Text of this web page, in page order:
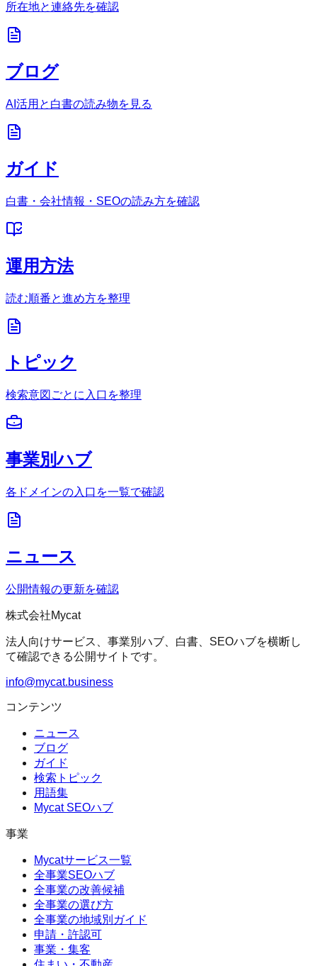
所在地と連絡先を確認
ブログ
AI活用と白書の読み物を見る
ガイド
白書・会社情報・SEOの読み方を確認
運用方法
読む順番と進め方を整理
トピック
検索意図ごとに入口を整理
事業別ハブ
各ドメインの入口を一覧で確認
ニュース
公開情報の更新を確認
株式会社Mycat
法人向けサービス、事業別ハブ、白書、SEOハブを横断し
て確認できる公開サイトです。
info@mycat.business
コンテンツ
ニュース
ブログ
ガイド
検索トピック
用語集
Mycat SEOハブ
事業
Mycatサービス一覧
全事業SEOハブ
全事業の改善候補
全事業の選び方
全事業の地域別ガイド
申請・許認可
事業・集客